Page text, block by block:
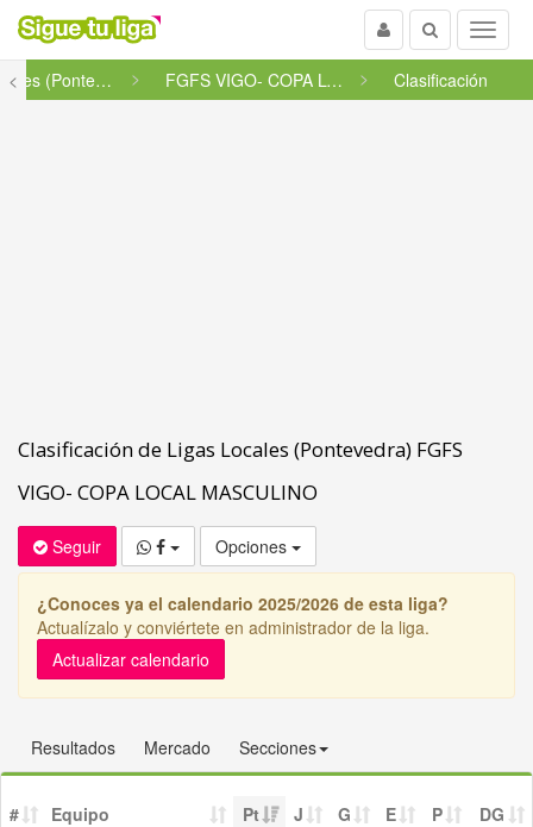
Menu
Buscar
Usuario
<
Ligas Locales (Pontevedra) FGFS VIGO- COPA LOCAL MASCULI... Clasificación
Clasificación de Ligas Locales (Pontevedra) FGFS
VIGO- COPA LOCAL MASCULINO
Seguir Opciones
¿Conoces ya el calendario 2025/2026 de esta liga?
Actualízalo y conviértete en administrador de la liga.
Actualizar calendario
Resultados Mercado Secciones
# Equipo Pt J G E P
DG